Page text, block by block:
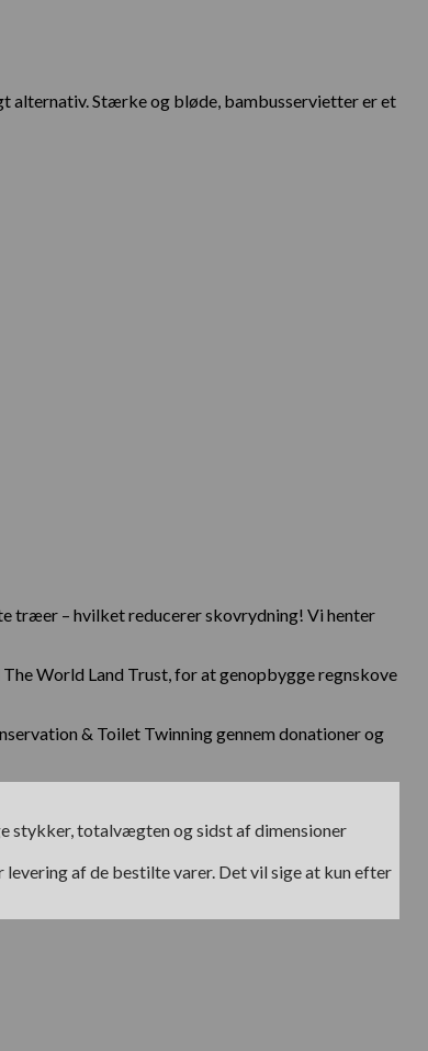
alternativ. Stærke og bløde, bambusservietter er et
træer – hvilket reducerer skovrydning! Vi henter
World Land Trust, for at genopbygge regnskove
& Toilet Twinning gennem donationer og
stykker, totalvægten og sidst af dimensioner
af de bestilte varer. Det vil sige at kun efter